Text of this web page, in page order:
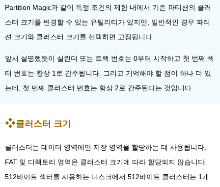
Partition Magic과 같이 특정 조건의 제한 내에서 기존 파티션의 클러
스터 크기를 변경할 수 있는 유틸리티가 있지만, 일반적인 경우 파티
션 크기와 클러스터 크기를 선택하면 고정됩니다.
앞서 설명했듯이 실린더 또는 트랙 번호는 0부터 시작하고 첫 번째 섹
터 번호는 항상 1로 간주됩니다. 그리고 기억해야 할 점이 하나 더 있
는데, 첫 번째 클러스터 번호는 항상 2로 간주된다는 것입니다.
클러스터 크기
클러스터는 데이터 영역에만 저장 영역을 할당하는 데 사용됩니다.
FAT 및 디렉토리 영역은 클러스터 크기에 따라 할당되지 않습니다.
512바이트 섹터를 사용하는 디스크에서 512바이트 클러스터는 1개